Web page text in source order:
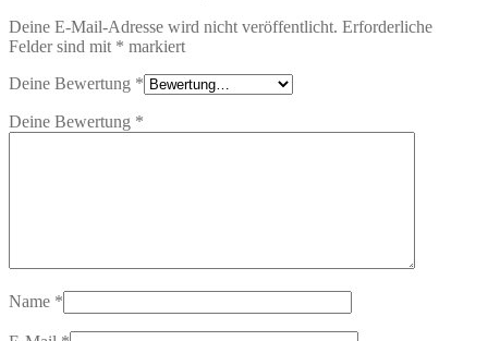
Deine E-Mail-Adresse wird nicht veröffentlicht. Erforderliche
Felder sind mit * markiert
Deine Bewertung *
Deine Bewertung *
Name *